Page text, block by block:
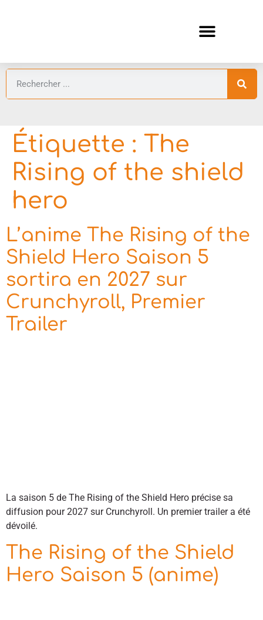
Étiquette : The
Rising of the shield
hero
L’anime The Rising of the
Shield Hero Saison 5
sortira en 2027 sur
Crunchyroll, Premier
Trailer
La saison 5 de The Rising of the Shield Hero précise sa
diffusion pour 2027 sur Crunchyroll. Un premier trailer a été
dévoilé.
The Rising of the Shield
Hero Saison 5 (anime)